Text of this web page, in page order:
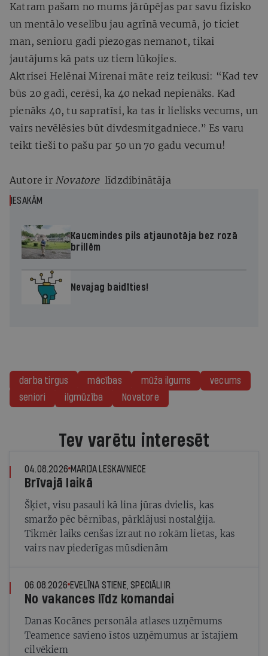
Katram pašam no mums jārūpējas par savu fizisko
un mentālo veselību jau agrīnā vecumā, jo ticiet
man, senioru gadi piezogas nemanot, tikai
jautājums kā pats uz tiem lūkojies.
Aktrisei Helēnai Mirenai māte reiz teikusi: “Kad tev
būs 20 gadi, cerēsi, ka 40 nekad nepienāks. Kad
pienāks 40, tu sapratīsi, ka tas ir lielisks vecums, un
vairs nevēlēsies būt divdesmitgadniece.” Es varu
teikt tieši to pašu par 50 un 70 gadu vecumu!
Autore ir Novatorelīdzdibinātāja
IESAKĀM
Kaucmindes pils atjaunotāja bez rozā
brillēm
Nevajag baidīties!
darba tirgus mācības mūža ilgums
vecums
seniori
ilgmūzība Novatore
Tev varētu interesēt
04.08.2026 MARIJA LESKAVNIECE
Brīvajā laikā
Šķiet, visu pasauli kā lina jūras dvielis, kas
smaržo pēc bērnības, pārklājusi nostalģija.
Tikmēr laiks cenšas izraut no rokām lietas, kas
vairs nav piederīgas mūsdienām
06.08.2026 EVELĪNA STIENE, SPECIĀLI IR
No vakances līdz komandai
Danas Kocānes personāla atlases uzņēmums
Teamence savieno īstos uzņēmumus ar īstajiem
cilvēkiem